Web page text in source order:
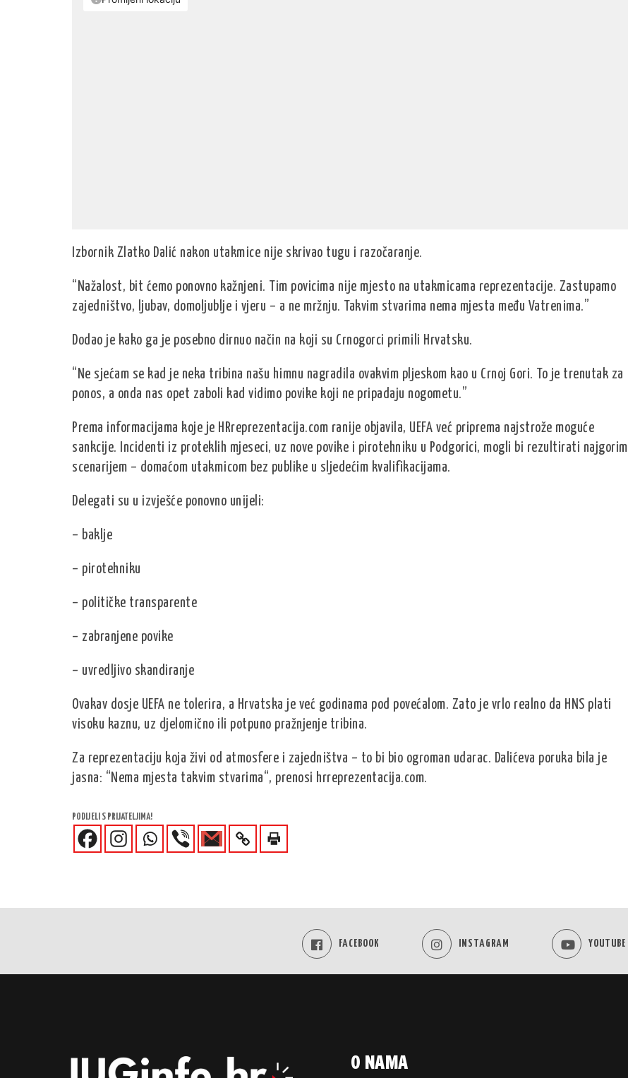
Izbornik Zlatko Dalić nakon utakmice nije skrivao tugu i razočaranje.
“Nažalost, bit ćemo ponovno kažnjeni. Tim povicima nije mjesto na utakmicama reprezentacije. Zastupamo
zajedništvo, ljubav, domoljublje i vjeru – a ne mržnju. Takvim stvarima nema mjesta među Vatrenima.”
Dodao je kako ga je posebno dirnuo način na koji su Crnogorci primili Hrvatsku.
“Ne sjećam se kad je neka tribina našu himnu nagradila ovakvim pljeskom kao u Crnoj Gori. To je trenutak za
ponos, a onda nas opet zaboli kad vidimo povike koji ne pripadaju nogometu.”
Prema informacijama koje je HRreprezentacija.com ranije objavila, UEFA već priprema najstrože moguće
sankcije. Incidenti iz proteklih mjeseci, uz nove povike i pirotehniku u Podgorici, mogli bi rezultirati najgorim
scenarijem – domaćom utakmicom bez publike u sljedećim kvalifikacijama.
Delegati su u izvješće ponovno unijeli:
– baklje
– pirotehniku
– političke transparente
– zabranjene povike
– uvredljivo skandiranje
Ovakav dosje UEFA ne tolerira, a Hrvatska je već godinama pod povećalom. Zato je vrlo realno da HNS plati
visoku kaznu, uz djelomično ili potpuno pražnjenje tribina.
Za reprezentaciju koja živi od atmosfere i zajedništva – to bi bio ogroman udarac. Dalićeva poruka bila je
jasna: “Nema mjesta takvim stvarima“, prenosi hrreprezentacija.com.
PODIJELI S PRIJATELJIMA!
FACEBOOK INSTAGRAM YOUTUBE
O NAMA